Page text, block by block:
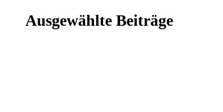
Ausgewählte Beiträge